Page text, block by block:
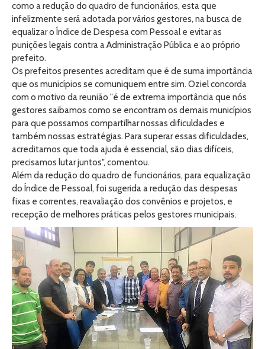
como a redução do quadro de funcionários, esta que
infelizmente será adotada por vários gestores, na busca de
equalizar o Índice de Despesa com Pessoal e evitar as
punições legais contra a Administração Pública e ao próprio
prefeito.
Os prefeitos presentes acreditam que é de suma importância
que os municípios se comuniquem entre sim. Oziel concorda
com o motivo da reunião "é de extrema importância que nós
gestores saibamos como se encontram os demais municípios
para que possamos compartilhar nossas dificuldades e
também nossas estratégias. Para superar essas dificuldades,
acreditamos que toda ajuda é essencial, são dias difíceis,
precisamos lutar juntos", comentou.
Além da redução do quadro de funcionários, para equalização
do Índice de Pessoal, foi sugerida a redução das despesas
fixas e correntes, reavaliação dos convênios e projetos, e
recepção de melhores práticas pelos gestores municipais.